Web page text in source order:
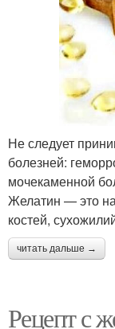
Не следует
болезней:
мочекаменной
Желатин — это
костей,
читать дальше →
Рецепт с